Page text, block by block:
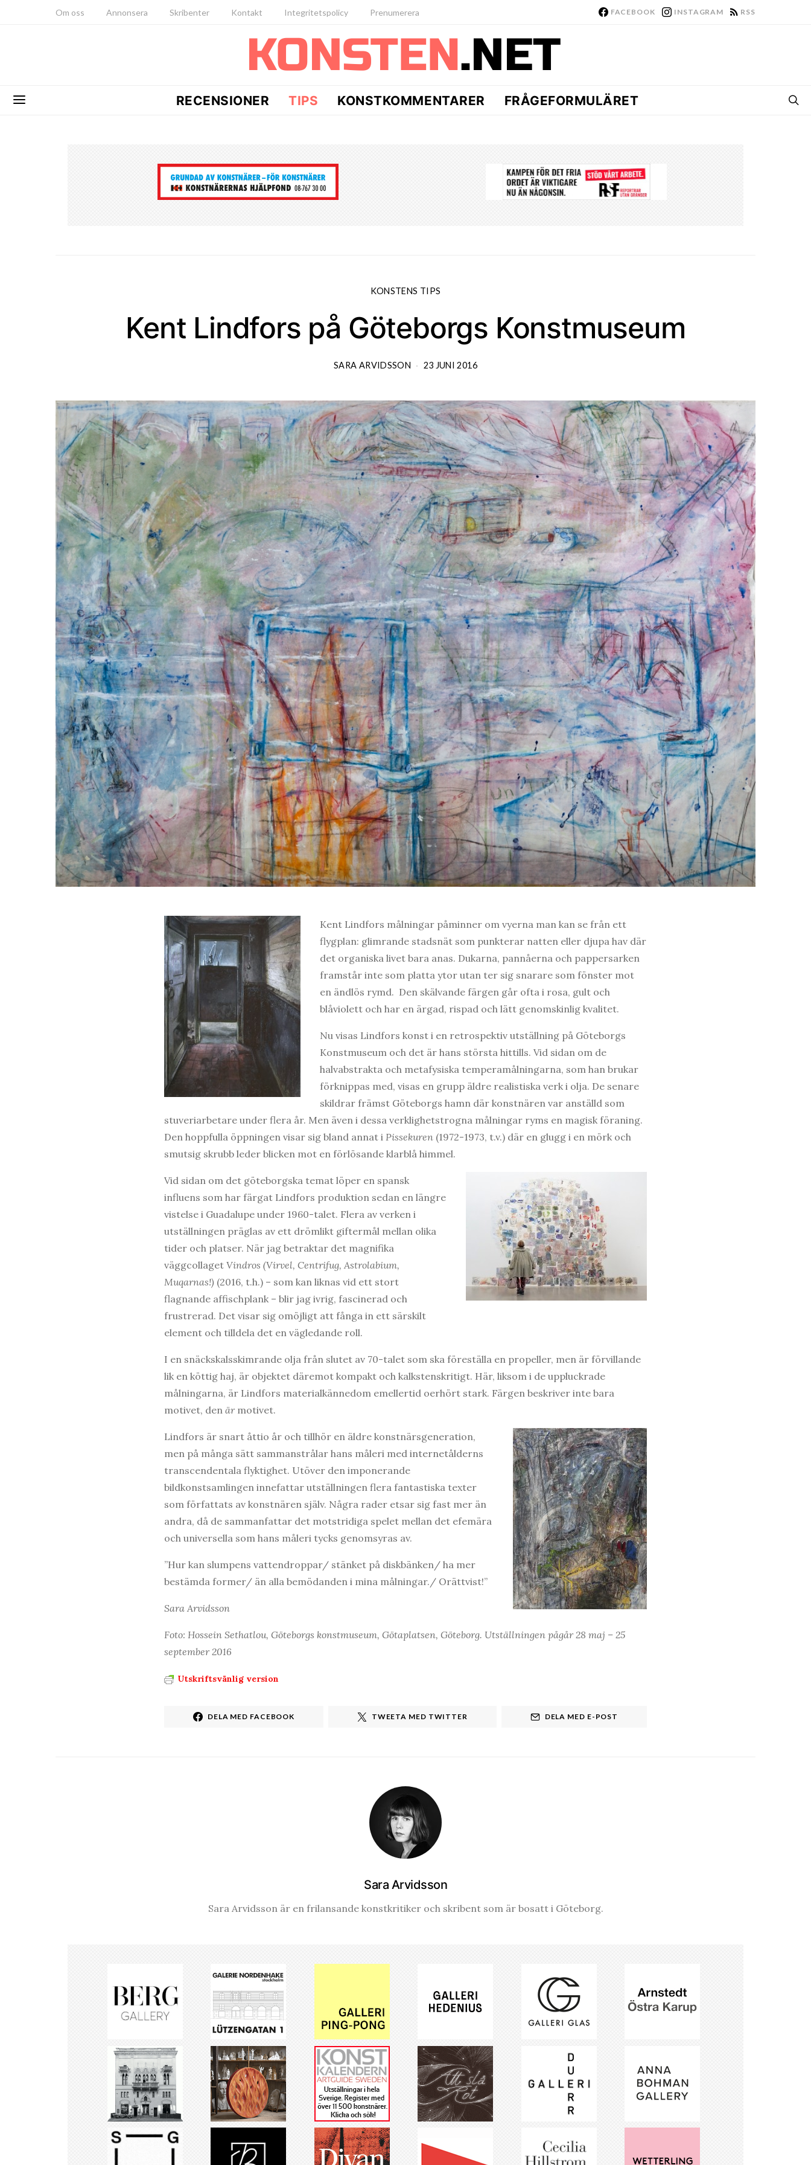
Om oss Annonsera Skribenter Kontakt Integritetspolicy Prenumerera FACEBOOK INSTAGRAM RSS
RECENSIONER TIPS KONSTKOMMENTARER FRÅGEFORMULÄRET
KONSTENS TIPS
Kent Lindfors på Göteborgs Konstmuseum
SARA ARVIDSSON 23 JUNI 2016
Kent Lindfors målningar påminner om vyerna man kan se från ett
flygplan: glimrande stadsnät som punkterar natten eller djupa hav där
det organiska livet bara anas. Dukarna, pannåerna och pappersarken
framstår inte som platta ytor utan ter sig snarare som fönster mot
en ändlös rymd. Den skälvande färgen går ofta i rosa, gult och
blåviolett och har en ärgad, rispad och lätt genomskinlig kvalitet.
Nu visas Lindfors konst i en retrospektiv utställning på Göteborgs
Konstmuseum och det är hans största hittills. Vid sidan om de
halvabstrakta och metafysiska temperamålningarna, som han brukar
förknippas med, visas en grupp äldre realistiska verk i olja. De senare
skildrar främst Göteborgs hamn där konstnären var anställd som
stuveriarbetare under flera år. Men även i dessa verklighetstrogna målningar ryms en magisk föraning.
Den hoppfulla öppningen visar sig bland annat i Pissekuren (1972-1973, t.v.) där en glugg i en mörk och
smutsig skrubb leder blicken mot en förlösande klarblå himmel.
Vid sidan om det göteborgska temat löper en spansk
influens som har färgat Lindfors produktion sedan en längre
vistelse i Guadalupe under 1960-talet. Flera av verken i
utställningen präglas av ett drömlikt giftermål mellan olika
tider och platser. När jag betraktar det magnifika
väggcollaget Vindros (Virvel, Centrifug, Astrolabium,
Muqarnas!) (2016, t.h.) – som kan liknas vid ett stort
flagnande affischplank – blir jag ivrig, fascinerad och
frustrerad. Det visar sig omöjligt att fånga in ett särskilt
element och tilldela det en vägledande roll.
I en snäckskalsskimrande olja från slutet av 70-talet som ska föreställa en propeller, men är förvillande
lik en köttig haj, är objektet däremot kompakt och kalkstenskritigt. Här, liksom i de uppluckrade
målningarna, är Lindfors materialkännedom emellertid oerhört stark. Färgen beskriver inte bara
motivet, den är motivet.
Lindfors är snart åttio år och tillhör en äldre konstnärsgeneration,
men på många sätt sammanstrålar hans måleri med internetålderns
transcendentala flyktighet. Utöver den imponerande
bildkonstsamlingen innefattar utställningen flera fantastiska texter
som författats av konstnären själv. Några rader etsar sig fast mer än
andra, då de sammanfattar det motstridiga spelet mellan det efemära
och universella som hans måleri tycks genomsyras av.
”Hur kan slumpens vattendroppar/ stänket på diskbänken/ ha mer
bestämda former/ än alla bemödanden i mina målningar./ Orättvist!”
Sara Arvidsson
Foto: Hossein Sethatlou, Göteborgs konstmuseum, Götaplatsen, Göteborg. Utställningen pågår 28 maj – 25
september 2016
Utskriftsvänlig version
DELA MED FACEBOOK TWEETA MED TWITTER DELA MED E-POST
Sara Arvidsson
Sara Arvidsson är en frilansande konstkritiker och skribent som är bosatt i Göteborg.